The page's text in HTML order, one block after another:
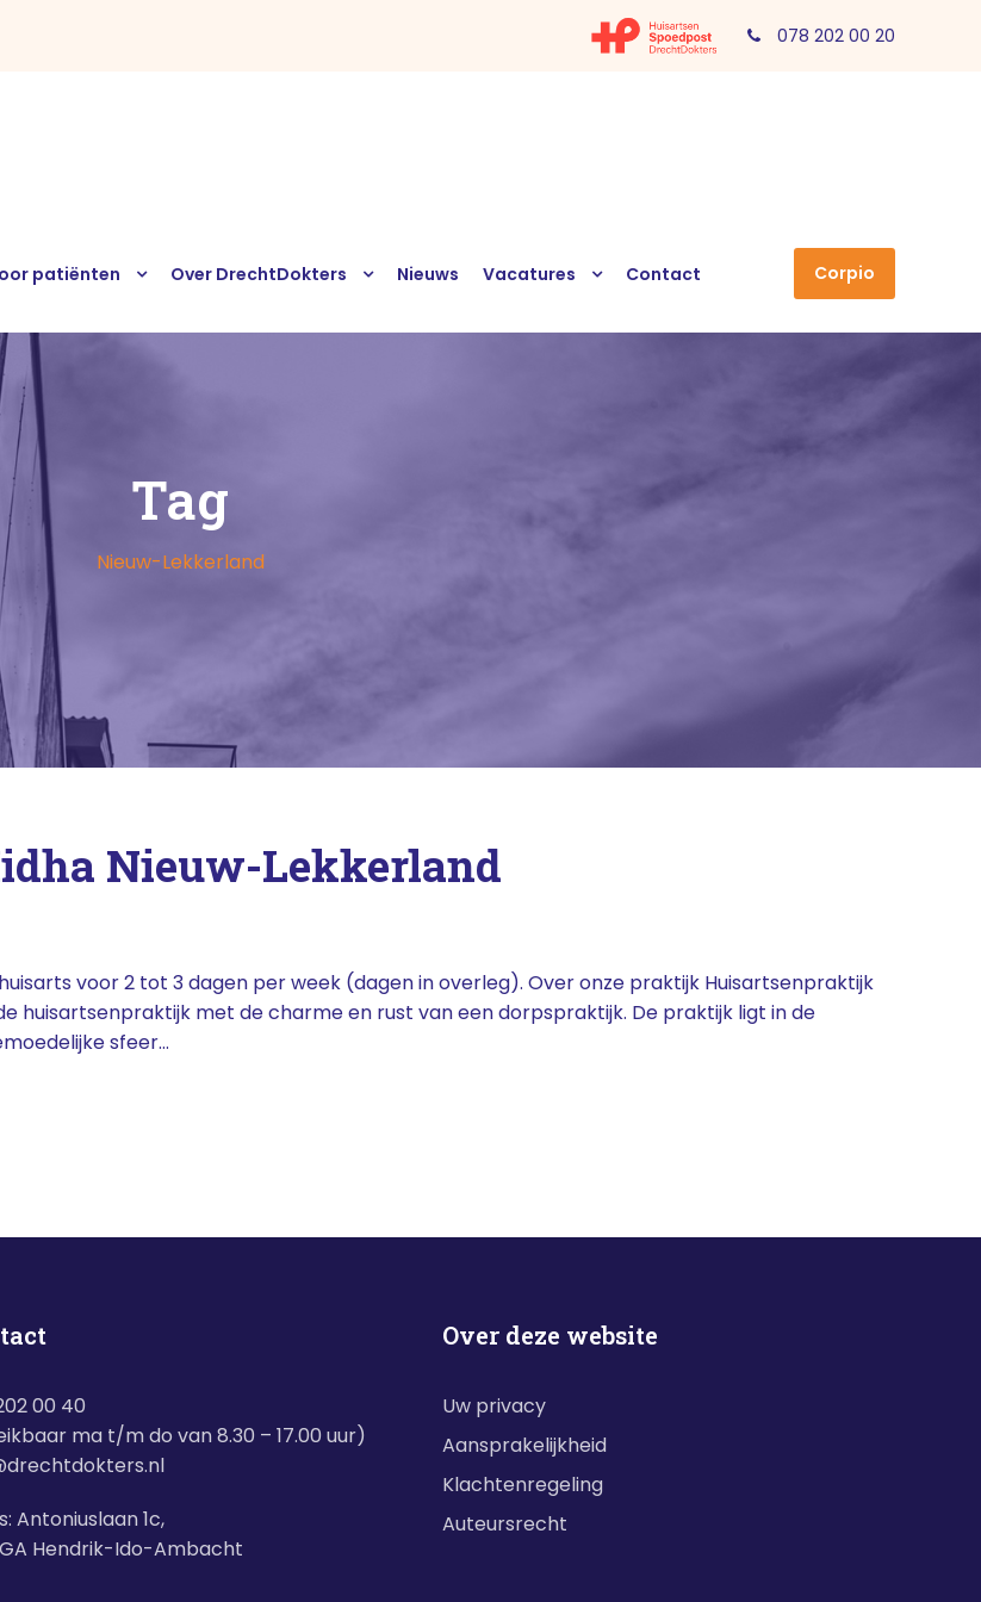
078 202 00 20
patiënten Over DrechtDokters Nieuws Vacatures Contact Corpio
Tag
Nieuw-Lekkerland
Nieuw-Lekkerland
voor 2 tot 3 dagen per week (dagen in overleg). Over onze praktijk Huisartsenpraktijk
huisartsenpraktijk met de charme en rust van een dorpspraktijk. De praktijk ligt in de
sfeer...
00 40
ma t/m do van 8.30 – 17.00 uur)
Antoniuslaan 1c,
GA Hendrik-Ido-Ambacht
Over deze website
Uw privacy
Aansprakelijkheid
Klachtenregeling
Auteursrecht